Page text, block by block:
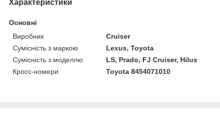
Характеристики
Основні
Виробник
Cruiser
Сумісність з маркою
Lexus, Toyota
Сумісність з моделлю
LS, Prado, FJ Cruiser, Hilux
Кросс-номери
Toyota 8454071010